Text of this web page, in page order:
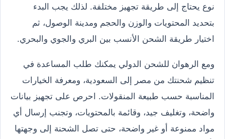
نوع يحتاج إلى طريقة تجهيز مختلفة. لذلك يجب البدء
بتحديد المحتويات والوزن والحجم ومدينة الوصول، ثم
اختيار طريقة الشحن الأنسب بين البري والجوي والبحري.
ومع الرهوان للشحن الدولي يمكنك طلب المساعدة في
تنظيم شحنتك من مصر إلى السعودية، ومعرفة الخيارات
المناسبة حسب طبيعة المنقولات. احرص على تجهيز بيانات
واضحة، وتغليف جيد، وقائمة بالمحتويات، وتجنب إرسال أي
مواد ممنوعة أو غير واضحة، حتى تصل الشحنة إلى وجهتها